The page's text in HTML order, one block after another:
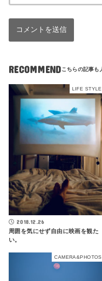
RECOMMEND
LIFE STYLE
2018.12.26
周囲を気にせず自由に映画を観た
い。
CAMERA&PHOTOS